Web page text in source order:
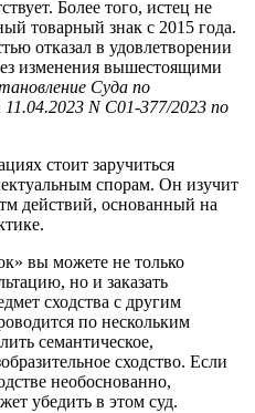
Более того, истец не
товарный знак с 2015 года.
отказал в удовлетворении
изменения вышестоящими
Суда по
N С01-377/2023 по
стоит заручиться
спорам. Он изучит
действий, основанный на
вы можете не только
но и заказать
сходства с другим
по нескольким
семантическое,
сходство. Если
необоснованно,
убедить в этом суд.